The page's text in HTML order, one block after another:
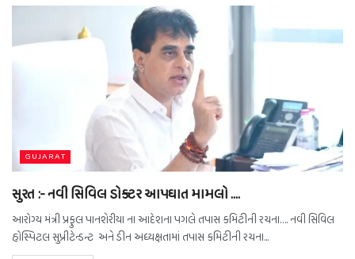
GUJARAT
સુરત :- નવી સિવિલ ડોક્ટર આપઘાત મામલો ….
આરોગ્ય મંત્રી પ્રફુલ પાનશેરીયા ના આદેશના પગલે તપાસ કમિટીની રચના…. નવી સિવિલ
હોસ્પિટલ સુપ્રીટેન્ડન્ટ અને ડીન અધ્યક્ષતામાં તપાસ કમિટીની રચના...